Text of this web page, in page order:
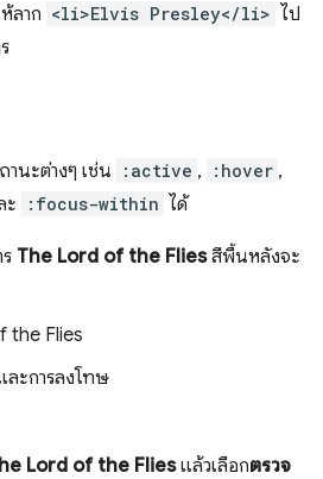
ลาก <li>Elvis Presley</li> ไป
นะต่างๆ เช่น :active , :hover ,
ะ :focus-within ได้
The Lord of the Fliesสีพื้นหลังจะ
the Flies
ละการลงโทษ
Lord of the Fliesแล้วเลือกตรวจ